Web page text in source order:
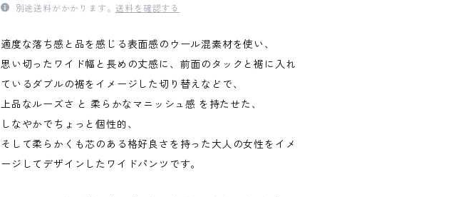
別途送料がかかります。送料を確認する
適度な落ち感と品を感じる表面感のウール混素材を使い、
思い切ったワイド幅と長めの丈感に、前面のタックと裾に入れ
ているダブルの裾をイメージした切り替えなどで、
上品なルーズさ と 柔らかなマニッシュ感 を持たせた、
しなやかでちょっと個性的、
そして柔らかくも芯のある格好良さを持った大人の女性をイメ
ージしてデザインしたワイドパンツです。